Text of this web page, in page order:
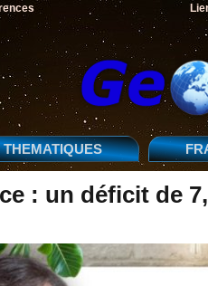
THEMATIQUES
: un déficit de